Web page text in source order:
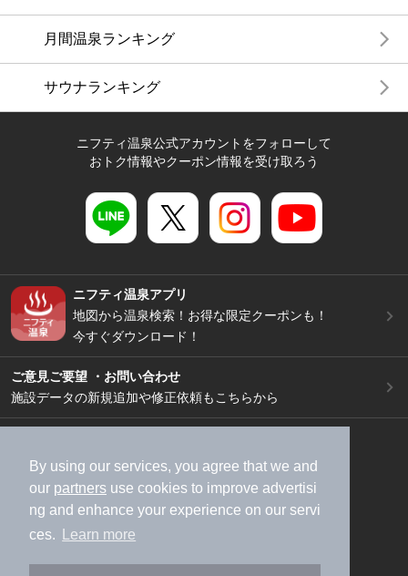
By using our services, you agree that we and
our partners use cookies to improve advertisi
ng and enhance your experience on our servi
ces.
Learn more
月間温泉ランキング
サウナランキング
ニフティ温泉公式アカウントをフォローして
おトク情報やクーポン情報を受け取ろう
ニフティ温泉アプリ
地図から温泉検索！お得な限定クーポンも！
今すぐダウンロード！
ご意見ご要望 ・お問い合わせ
施設データの新規追加や修正依頼もこちらから
加盟店募集（資料請求）
広告出稿のご案内
利用規約
ライフスタイルMEMBERS+規約
特定商取引法に基づく表記
ヘルプ
採用情報
運営会社